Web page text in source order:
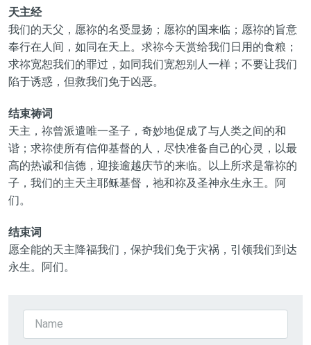
天主经
我们的天父，愿祢的名受显扬；愿祢的国来临；愿祢的旨意
奉行在人间，如同在天上。求祢今天赏给我们日用的食粮；
求祢宽恕我们的罪过，如同我们宽恕别人一样；不要让我们
陷于诱惑，但救我们免于凶恶。
结束祷词
天主，祢曾派遣唯一圣子，奇妙地促成了与人类之间的和
谐；求祢使所有信仰基督的人，尽快准备自己的心灵，以最
高的热诚和信德，迎接逾越庆节的来临。以上所求是靠祢的
子，我们的主天主耶稣基督，祂和祢及圣神永生永王。阿
们。
结束词
愿全能的天主降福我们，保护我们免于灾祸，引领我们到达
永生。阿们。